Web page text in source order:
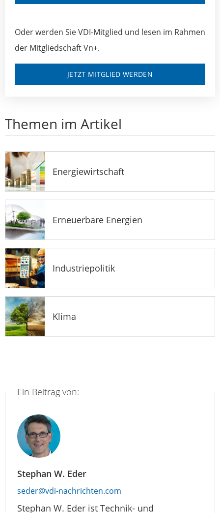
Oder werden Sie VDI-Mitglied und lesen im Rahmen
der Mitgliedschaft Vn+.
JETZT MITGLIED WERDEN
Themen im Artikel
Energiewirtschaft
Erneuerbare Energien
Industriepolitik
Klima
Ein Beitrag von:
Stephan W. Eder
seder@vdi-nachrichten.com
Stephan W. Eder ist Technik- und